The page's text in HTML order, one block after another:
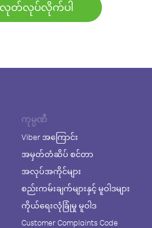
းလုတ်လုပ်လိုက်ပါ
ကုမ္ပဏီ
Viber အကြောင်း
အမှတ်တံဆိပ် စင်တာ
အလုပ်အကိုင်များ
စည်းကမ်းချက်များနှင့် မူဝါဒများ
ကိုယ်ရေးလုံခြုံမှု မူဝါဒ
Customer Complaints Code